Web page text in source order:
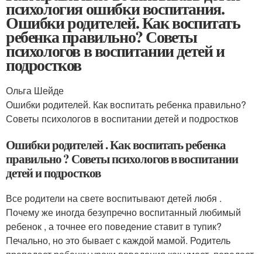
психология ошибки воспитания.
Ошибки родителей. Как воспитать
ребенка правильно? Советы
психологов в воспитании детей и
подростков
Ольга Шейде
Ошибки родителей. Как воспитать ребенка правильно?
Советы психологов в воспитании детей и подростков
Ошибки родителей . Как воспитать ребенка
правильно ? Советы психологов в воспитании
детей и подростков
Все родители на свете воспитывают детей любя .
Почему же иногда безупречно воспитанный любимый
ребенок , а точнее его поведение ставит в тупик?
Печально, но это бывает с каждой мамой. Родитель